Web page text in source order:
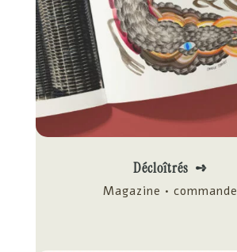
Décloîtrés ➺
Magazine • commande